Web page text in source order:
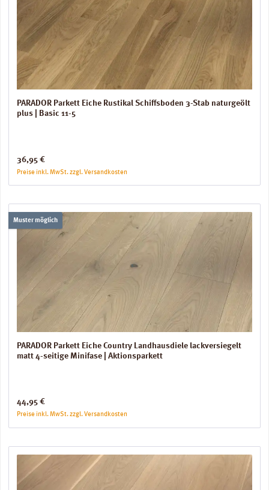
PARADOR Parkett Eiche Rustikal Schiffsboden 3-Stab naturgeölt
plus | Basic 11-5
Regulärer Preis:
36,95 €
Preise inkl. MwSt. zzgl. Versandkosten
Muster möglich
PARADOR Parkett Eiche Country Landhausdiele lackversiegelt
matt 4-seitige Minifase | Aktionsparkett
Regulärer Preis:
44,95 €
Preise inkl. MwSt. zzgl. Versandkosten